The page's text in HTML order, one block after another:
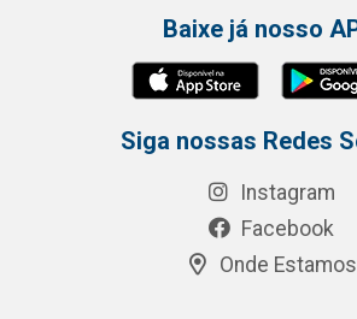
Baixe já nosso
Siga nossas Redes
Instagram
Facebook
Onde Estamos